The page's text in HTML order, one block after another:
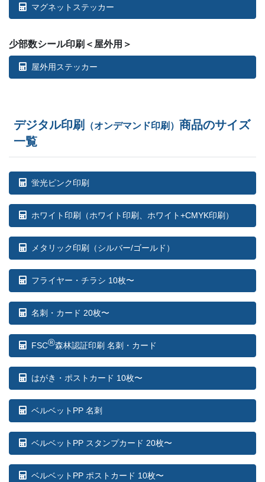
マグネットステッカー
少部数シール印刷＜屋外用＞
屋外用ステッカー
デジタル印刷 （オンデマンド印刷） 商品のサイズ
一覧
蛍光ピンク印刷
ホワイト印刷 （ホワイト印刷、ホワイト+CMYK印刷）
メタリック印刷（シルバー/ゴールド）
フライヤー・チラシ 10枚〜
名刺・カード 20枚〜
FSC®森林認証印刷 名刺・カード
はがき・ポストカード 10枚〜
ベルベットPP 名刺
ベルベットPP スタンプカード 20枚〜
ベルベットPP ポストカード 10枚〜